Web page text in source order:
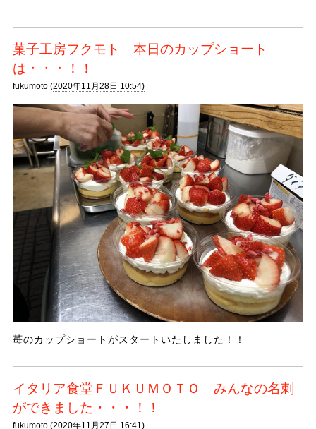
菓子工房フクモト 本日のカップショート
は・・・！！
fukumoto (2020年11月28日 10:54)
苺のカップショートがスタートいたしました！！
イタリア食堂ＦＵＫＵＭＯＴＯ みんなの名刺
ができました・・・！！
fukumoto (2020年11月27日 16:41)